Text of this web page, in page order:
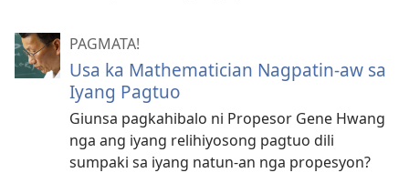
PAGMATA!
Usa ka Mathematician Nagpatin-aw sa
Iyang Pagtuo
Giunsa pagkahibalo ni Propesor Gene Hwang
nga ang iyang relihiyosong pagtuo dili
sumpaki sa iyang natun-an nga propesyon?